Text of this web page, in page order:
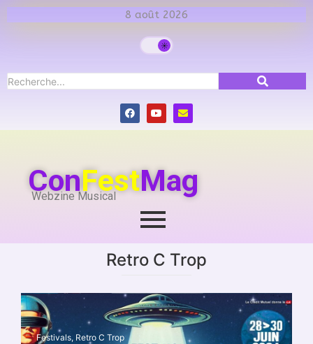
8 août 2026
ConFestMag
Webzine Musical
Retro C Trop
Festivals, Retro C Trop